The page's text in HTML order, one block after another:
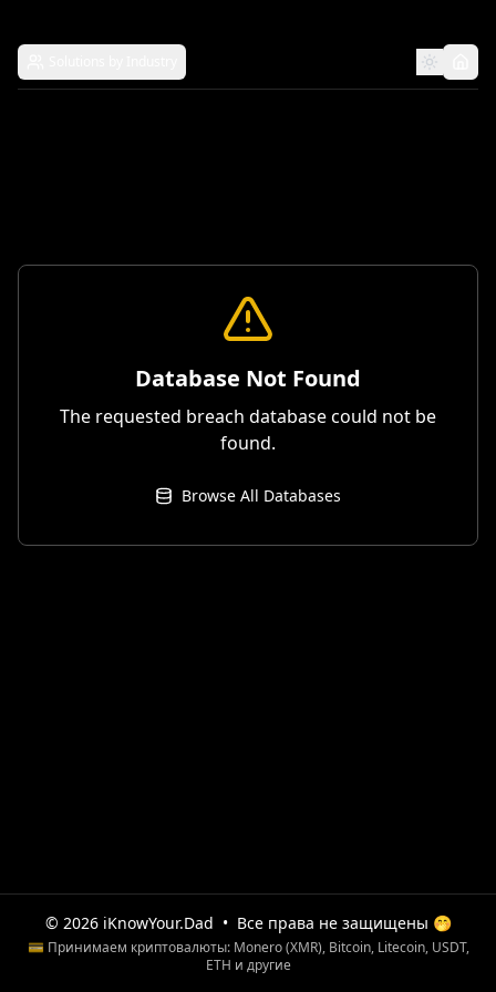
Database Not Found
The requested breach database could not be
found.
Browse All Databases
© 2026 iKnowYour.Dad • Все права не защищены 🤭
💳 Принимаем криптовалюты: Monero (XMR), Bitcoin, Litecoin, USDT,
ETH и другие